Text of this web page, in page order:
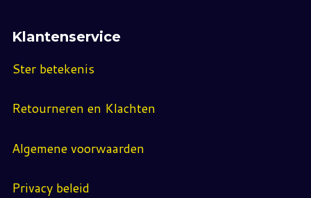
Klantenservice
Ster betekenis
Retourneren en Klachten
Algemene voorwaarden
Privacy beleid